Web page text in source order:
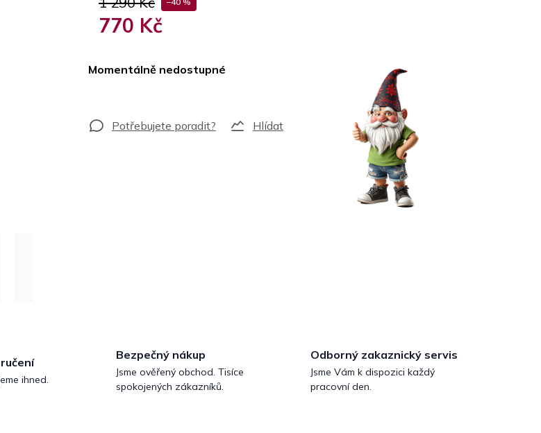
770 Kč
Momentálně nedostupné
Hlídat
ihned.
Bezpečný nákup
Jsme ověřený obchod. Tisíce
spokojených zákazníků.
Odborný zakaznický servis
Jsme Vám k dispozici každý
pracovní den.